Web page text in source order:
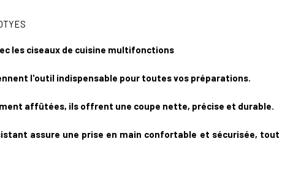
les ciseaux de cuisine multifonctions
l'outil indispensable pour toutes vos préparations.
affûtées, ils offrent une coupe nette, précise et durable.
assure une prise en main confortable et sécurisée,